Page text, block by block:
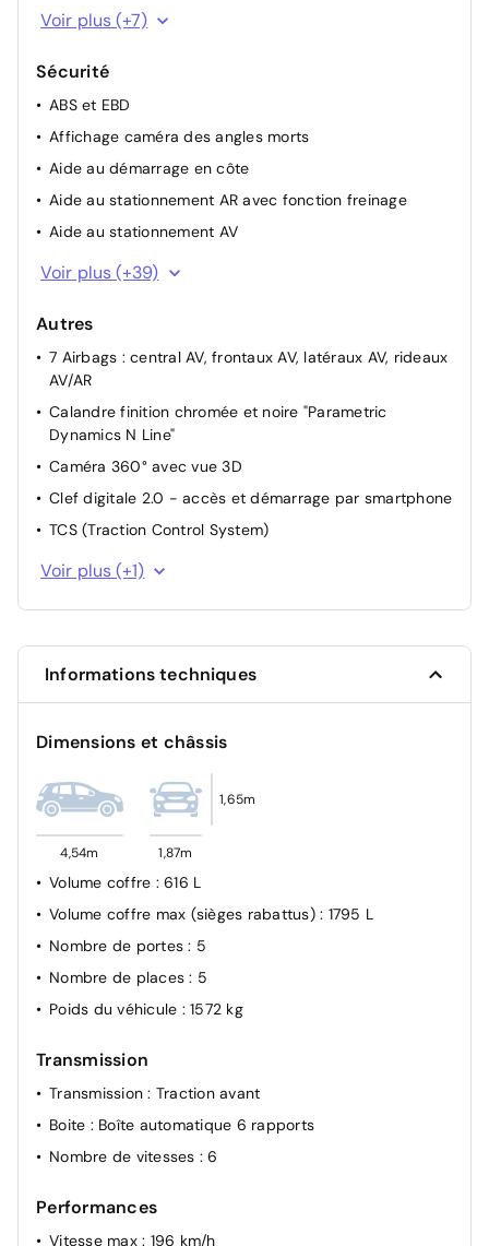
Feux de jour et de position AV à LED à effet miroir
Jonc de vitres noir
Passages de roues et bas de caisse couleur
carrosserie
Poignées de portes extérieures ton carroserie
Protections AV/AR grain métal
Rétroviseurs extérieurs noirs brillants
Voir plus (+7)
Sécurité
ABS et EBD
Affichage caméra des angles morts
Aide au démarrage en côte
Aide au stationnement AR avec fonction freinage
Aide au stationnement AV
Airbag passager déconnectable
Alerte de circulation transversale AR avec fonction
freinage
Alerte de présence de passager AR avec système de
radar
Allumage automatique des feux
Assistance active à la conduite sur autoroute
Assistance active au maintien et au suivi de voie
Caméra de recul avec lignes de guidage dynamiques
Clignotants AV à LED
de stabilité pour remorque
Détection de fatigue du conducteur
Direction assistée électrique
eCall: appel d'urgence automatique aux services de
secours avec géolocalisation du véhicule
Feux de route intelligents
Feux Matrix LED intelligents
Frein de parking électrique avec fonction auto-hold
Freinage anti multi-collisions
Freinage d'urgence autonome avec fonction
intersections
piétons et cyclistes
Freinage régénératif intelligent modulable via palettes
au volant
Limiteur de vitesse intelligent
Reconnaissance des panneaux de limitation de vitesse
Voir plus (+39)
Autres
7 Airbags : central AV, frontaux AV, latéraux AV, rideaux
AV/AR
Calandre finition chromée et noire "Parametric
Dynamics N Line"
Caméra 360° avec vue 3D
Clef digitale 2.0 - accès et démarrage par smartphone
TCS (Traction Control System)
Toit ouvrant panoramique avec volet occultant
électrique - Inclus plafonnier à LED
Voir plus (+1)
Informations techniques
Dimensions et châssis
4,54m 1,87m
1,65m
Volume coffre : 616 L
Volume coffre max (sièges rabattus) : 1795 L
Nombre de portes: 5
Nombre de places: 5
Poids du véhicule : 1572 kg
Transmission
Transmission: Traction avant
Boite : Boîte automatique 6 rapports
Nombre de vitesses : 6
Performances
Vitesse max : 196 km/h